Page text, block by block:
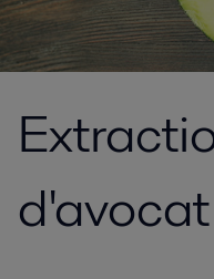
d'avocat